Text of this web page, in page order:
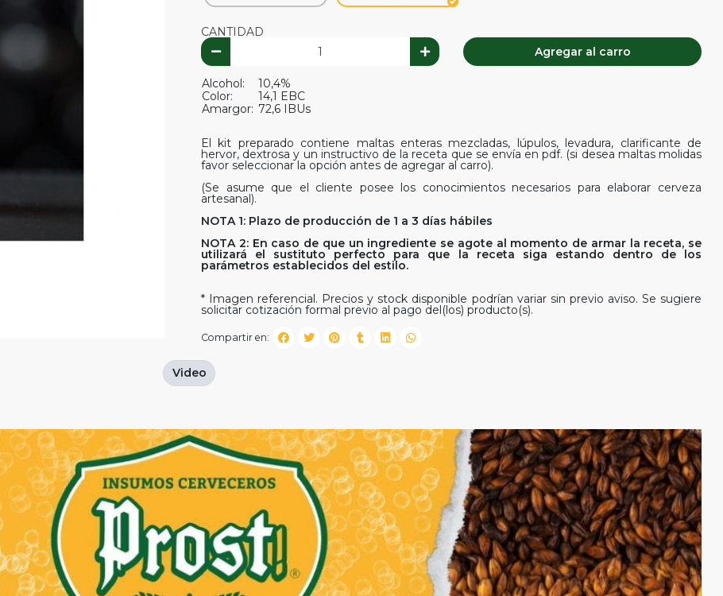
CANTIDAD
Agregar al carro
Alcohol:
10,4%
Color:
14,1 EBC
Amargor: 72,6 IBUs
El kit preparado contiene maltas enteras mezcladas, lúpulos, levadura, clarificante de
hervor, dextrosa y un instructivo de la receta que se envía en pdf. (si desea maltas molidas
favor seleccionar la opción antes de agregar al carro).
(Se asume que el cliente posee los conocimientos necesarios para elaborar cerveza
artesanal).
NOTA 1: Plazo de producción de 1 a 3 días hábiles
NOTA 2: En caso de que un ingrediente se agote al momento de armar la receta, se
utilizará el sustituto perfecto para que la receta siga estando dentro de los
parámetros establecidos del estilo.
* Imagen referencial. Precios y stock disponible podrían variar sin previo aviso. Se sugiere
solicitar cotización formal previo al pago del(los) producto(s).
Compartir en:
Video